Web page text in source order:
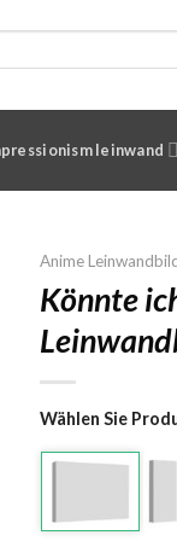
leinwand
Anime
Könnte
Wählen Sie